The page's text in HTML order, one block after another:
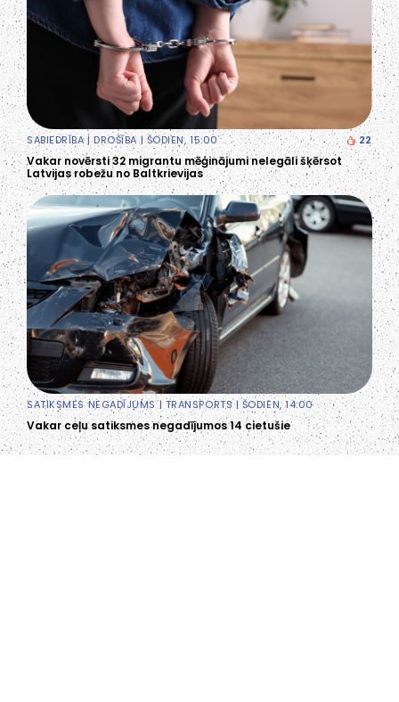
SABIEDRĪBA|DROŠĪBA| ŠODIEN, 15:00 22
Vakar novērsti 32 migrantu mēģinājumi nelegāli šķērsot
Latvijas robežu no Baltkrievijas
SATIKSMES NEGADĪJUMS| TRANSPORTS| ŠODIEN, 14:00
Vakar ceļu satiksmes negadījumos 14 cietušie